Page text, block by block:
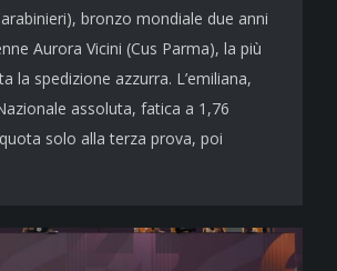
bronzo mondiale due anni
Aurora Vicini (Cus Parma), la più
la spedizione azzurra. L’emiliana,
assoluta, fatica a 1,76
solo alla terza prova, poi